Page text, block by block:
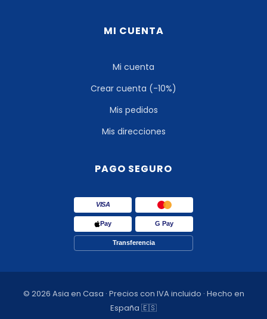
MI CUENTA
Mi cuenta
Crear cuenta (-10%)
Mis pedidos
Mis direcciones
PAGO SEGURO
VISA
Pay G Pay
Transferencia
© 2026 Asia en Casa · Precios con IVA incluido · Hecho en
España 🇪🇸